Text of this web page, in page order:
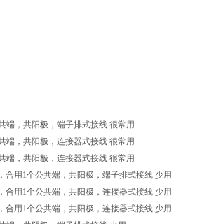
端，共阳极，端子排式接线 很常用
端，共阳极，连接器式接线 很常用
端，共阳极，连接器式接线 很常用
合用 1个公共端，共阳极，端子排式接线 少用
合用 1个公共端，共阳极，连接器式接线 少用
合用 1个公共端，共阳极，连接器式接线 少用